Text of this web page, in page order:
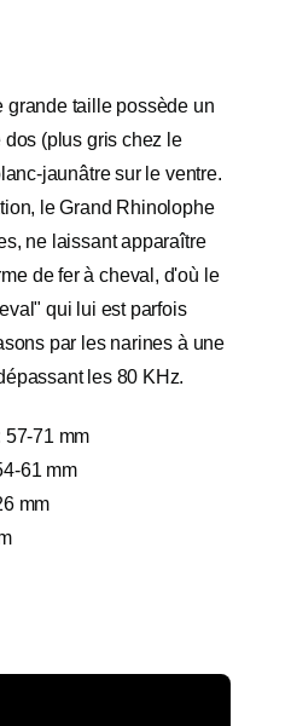
grande taille possède un
(plus gris chez le
jaunâtre sur le ventre.
le Grand Rhinolophe
ne laissant apparaître
de fer à cheval, d'où le
qui lui est parfois
par les narines à une
les 80 KHz.
57-71 mm
61 mm
mm